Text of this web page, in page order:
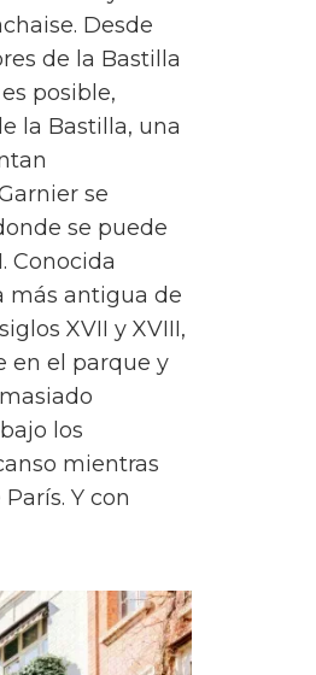
Desde
de la Bastilla
posible,
la Bastilla, una
se
se puede
Conocida
más antigua de
XVII y XVIII,
en el parque y
los
mientras
Y con